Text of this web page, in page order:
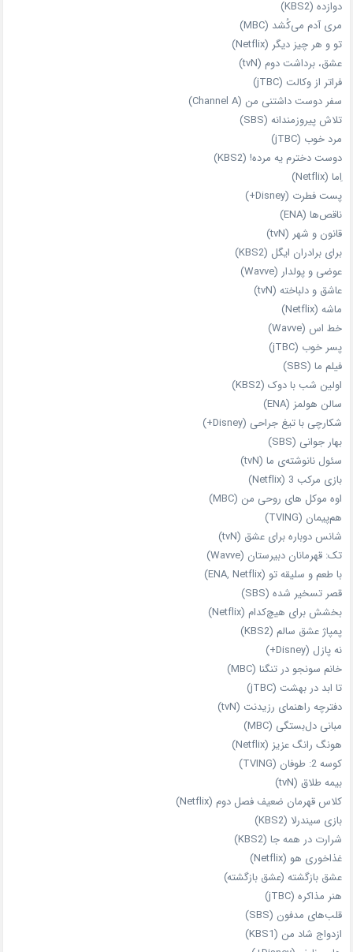
دوازده (KBS2)
مری آدم می‌کُشد (MBC)
تو و هر چیز دیگر (Netflix)
عشق، برداشت دوم (tvN)
فراتر از وکالت (jTBC)
سفر دوست‌ داشتنی من (Channel A)
تلاش پیروزمندانه (SBS)
مرد خوب (jTBC)
دوست دخترم یه مرده! (KBS2)
اِما (Netflix)
پست فطرت (Disney+)
ناقص‌ها (ENA)
قانون و شهر (tvN)
برای برادران ایگل (KBS2)
عوضی و پولدار (Wavve)
عاشق و دلباخته (tvN)
ماشه (Netflix)
خط اس (Wavve)
پسر خوب (jTBC)
فیلم ما (SBS)
اولین شب با دوک (KBS2)
سالن هولمز (ENA)
شکارچی با تیغ جراحی (Disney+)
بهار جوانی (SBS)
سئول نانوشته‌ی ما (tvN)
بازی مرکب 3 (Netflix)
اوه موکل های روحی من (MBC)
هم‌پیمان (TVING)
شانس دوباره برای عشق (tvN)
تک: قهرمانان دبیرستان (Wavve)
با طعم و سلیقه تو (ENA, Netflix)
قصر تسخیر شده (SBS)
بخشش برای هیچ‌کدام (Netflix)
پمپاژ عشق سالم (KBS2)
نه پازل (Disney+)
خانم سونجو در تنگنا (MBC)
تا ابد در بهشت (jTBC)
دفترچه راهنمای رزیدنت (tvN)
مبانی دل‌بستگی (MBC)
هونگ رانگ عزیز (Netflix)
کوسه 2: طوفان (TVING)
بیمه طلاق (tvN)
کلاس قهرمان ضعیف فصل دوم (Netflix)
بازی سیندرلا (KBS2)
شرارت در همه‌ جا (KBS2)
غذاخوری هو (Netflix)
عشق بازگشته (عشق بازگشته)
هنر مذاکره (jTBC)
قلب‌های مدفون (SBS)
ازدواج شاد من (KBS1)